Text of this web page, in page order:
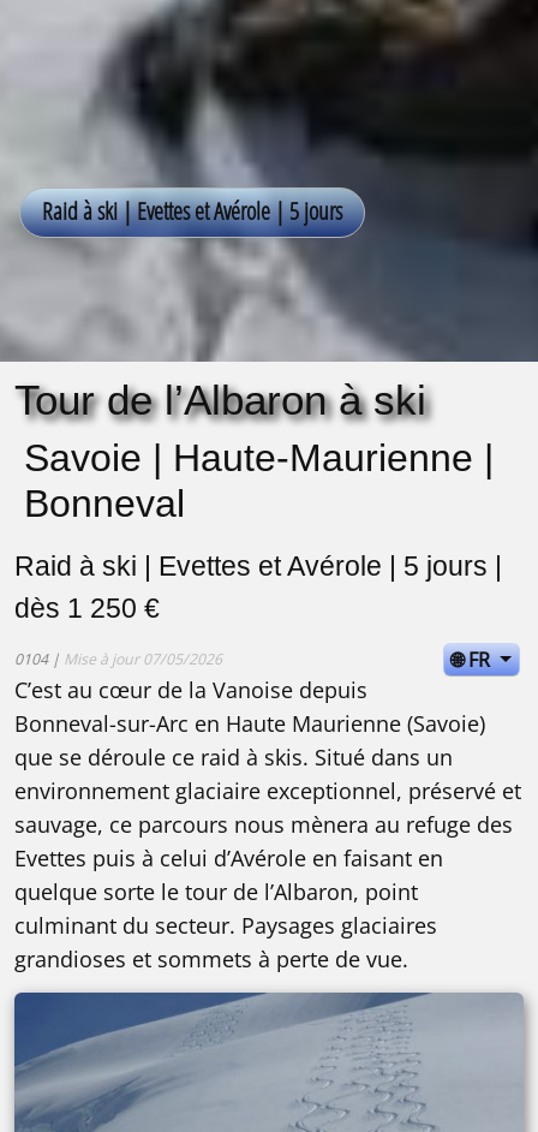
Tour de l’Albaron à ski
Savoie | Haute-Maurienne |
Bonneval
Raid à ski | Evettes et Avérole | 5 jours |
dès 1 250 €
0104 | Mise à jour 07/05/2026 🌐 FR
C’est au cœur de la Vanoise depuis
Bonneval-sur-Arc en Haute Maurienne (Savoie)
que se déroule ce raid à skis. Situé dans un
environnement glaciaire exceptionnel, préservé et
sauvage, ce parcours nous mènera au refuge des
Evettes puis à celui d’Avérole en faisant en
quelque sorte le tour de l’Albaron, point
culminant du secteur. Paysages glaciaires
grandioses et sommets à perte de vue.